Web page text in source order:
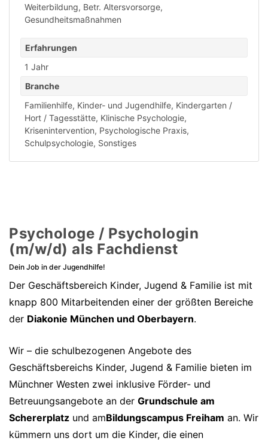
Weiterbildung, Betr. Altersvorsorge,
Gesundheitsmaßnahmen
Erfahrungen
1 Jahr
Branche
Familienhilfe, Kinder- und Jugendhilfe, Kindergarten /
Hort / Tagesstätte, Klinische Psychologie,
Krisenintervention, Psychologische Praxis,
Schulpsychologie, Sonstiges
Psychologe / Psychologin
(m/w/d) als Fachdienst
Dein Job in der Jugendhilfe!
Der Geschäftsbereich Kinder, Jugend & Familie ist mit
knapp 800 Mitarbeitenden einer der größten Bereiche
der Diakonie München und Oberbayern.
Wir – die schulbezogenen Angebote des
Geschäftsbereichs Kinder, Jugend & Familie bieten im
Münchner Westen zwei inklusive Förder- und
Betreuungsangebote an der Grundschule am
Schererplatz und amBildungscampus Freiham an. Wir
kümmern uns dort um die Kinder, die einen